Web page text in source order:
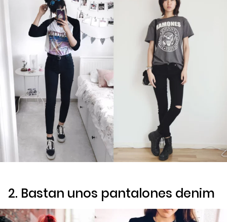
2. Bastan unos pantalones denim